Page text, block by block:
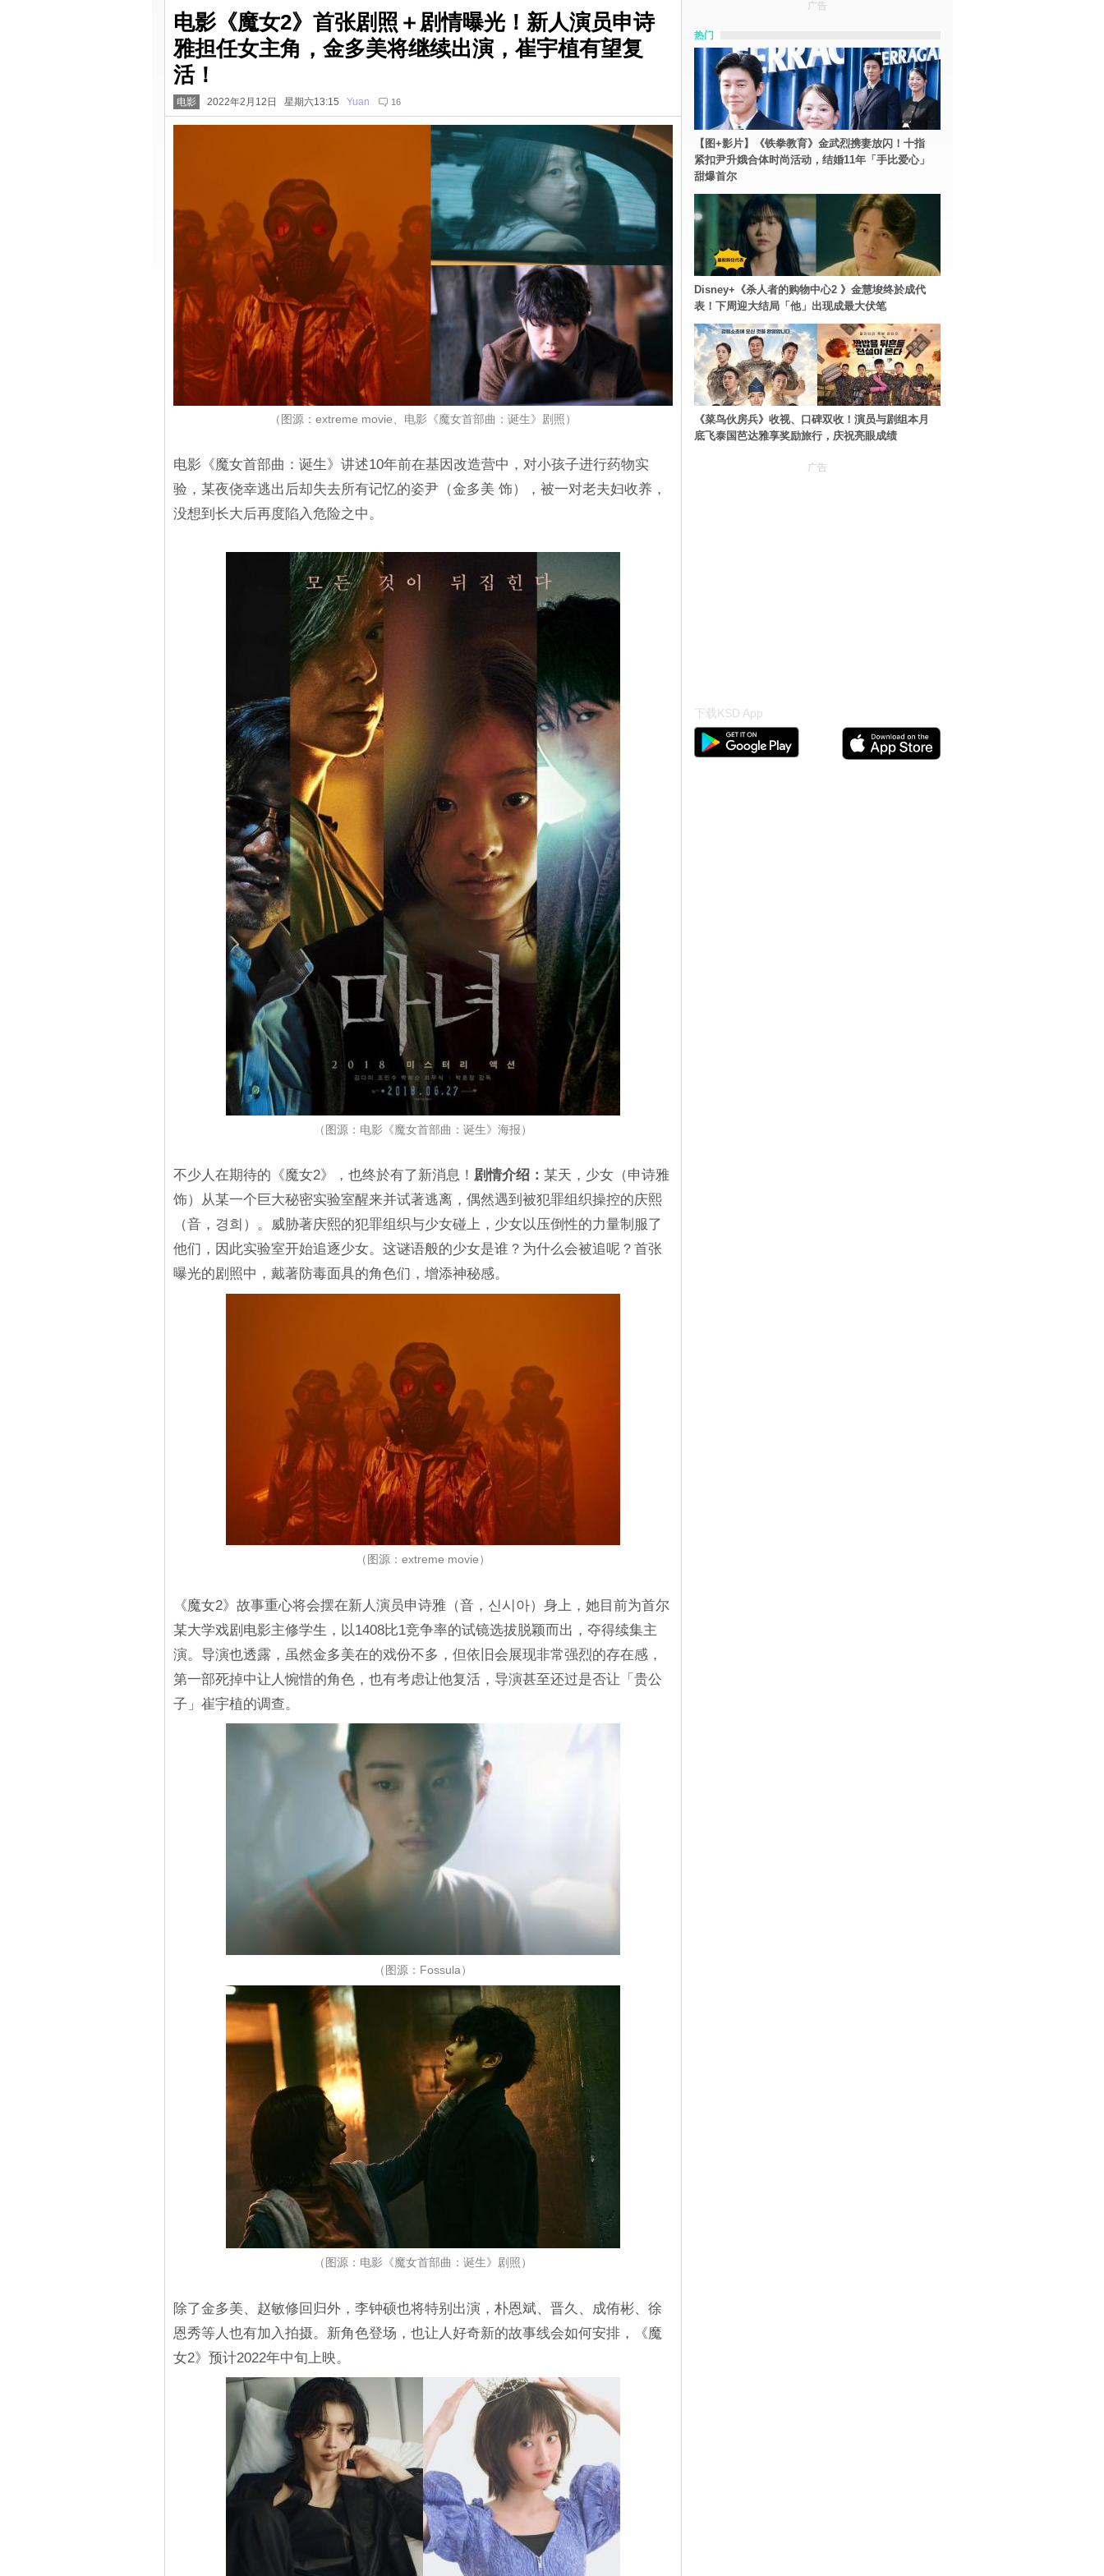
电影《魔女2》首张剧照＋剧情曝光！新人演员申诗
雅担任女主角，金多美将继续出演，崔宇植有望复
活！
电影 2022年2月12日 星期六13:15 Yuan 16
（图源：extreme movie、电影《魔女首部曲：诞生》剧照）
电影《魔女首部曲：诞生》讲述10年前在基因改造营中，对小孩子进行药物实
验，某夜侥幸逃出后却失去所有记忆的姿尹（金多美 饰），被一对老夫妇收养，
没想到长大后再度陷入危险之中。
（图源：电影《魔女首部曲：诞生》海报）
不少人在期待的《魔女2》，也终於有了新消息！ 剧情介绍： 某天，少女（申诗雅
饰）从某一个巨大秘密实验室醒来并试著逃离，偶然遇到被犯罪组织操控的庆熙
（音，경희）。威胁著庆熙的犯罪组织与少女碰上，少女以压倒性的力量制服了
他们，因此实验室开始追逐少女。这谜语般的少女是谁？为什么会被追呢？首张
曝光的剧照中，戴著防毒面具的角色们，增添神秘感。
（图源：extreme movie）
《魔女2》故事重心将会摆在新人演员申诗雅（音，신시아）身上，她目前为首尔
某大学戏剧电影主修学生，以1408比1竞争率的试镜选拔脱颖而出，夺得续集主
演。导演也透露，虽然金多美在的戏份不多，但依旧会展现非常强烈的存在感，
第一部死掉中让人惋惜的角色，也有考虑让他复活，导演甚至还过是否让「贵公
子」崔宇植的调查。
（图源：Fossula）
（图源：电影《魔女首部曲：诞生》剧照）
除了金多美、赵敏修回归外，李钟硕也将特别出演，朴恩斌、晋久、成侑彬、徐
恩秀等人也有加入拍摄。新角色登场，也让人好奇新的故事线会如何安排，《魔
女2》预计2022年中旬上映。
广告
热门
【图+影片】《铁拳教育》金武烈携妻放闪！十指
紧扣尹升娥合体时尚活动，结婚11年「手比爱心」
甜爆首尔
Disney+《杀人者的购物中心2 》金慧埈终於成代
表！下周迎大结局「他」出现成最大伏笔
《菜鸟伙房兵》收视、口碑双收！演员与剧组本月
底飞泰国芭达雅享奖励旅行，庆祝亮眼成绩
广告
下载KSD App